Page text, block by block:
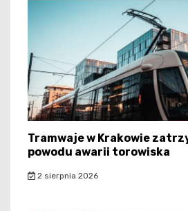
Tramwaje w Krakowie
powodu awarii torowiska
2 sierpnia 2026